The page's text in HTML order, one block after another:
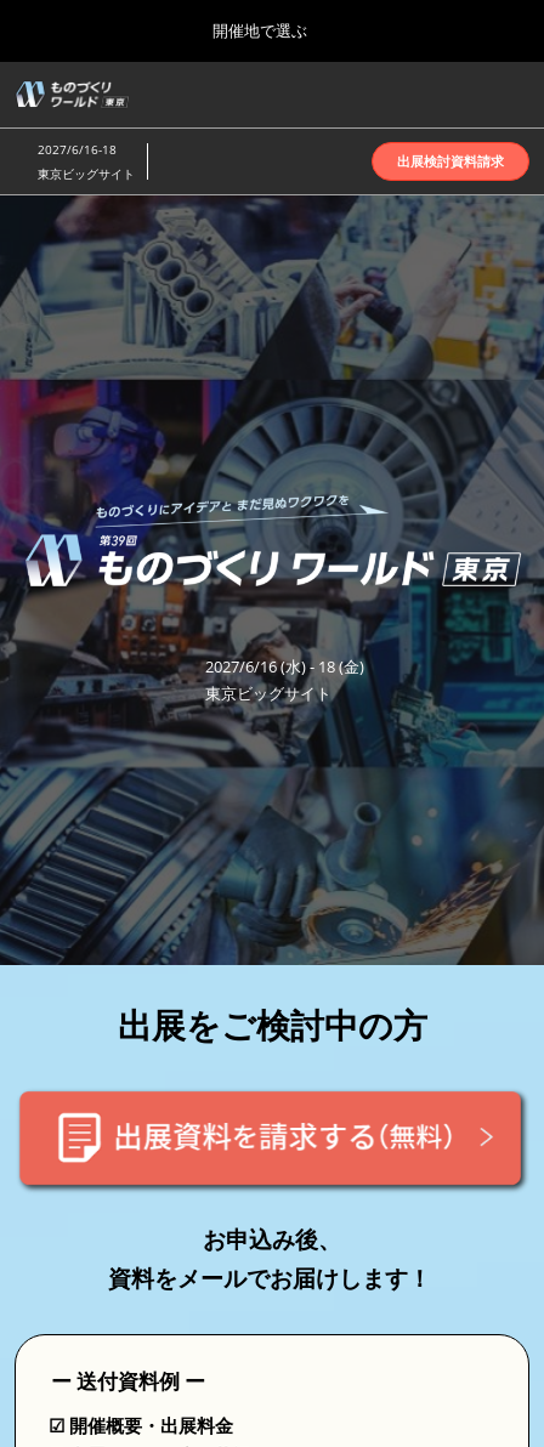
プ
し
進
to
close
the
開催地で選ぶ
名古屋展(4月)
2027年04月07日
ポートメッセなごや | Port Messe Nagoya
東京展(6月)
2027年06月16日
東京ビッグサイト | Tokyo Big Sight
大阪展(10月)
2026年10月07日
インテックス大阪 | INTEX Osaka
福岡展(12月)
2026年12月02日
マリンメッセ福岡｜MARIN MESSE Fukuoka
ー
ナ
ビ
ー
シ
ョ
ン
を
た
た
む
2027/6/16-18
東京ビッグサイト
出展検討資料請求
も
の
づ
く
り
ワ
ー
ル
ド
東
2027
2027/6/16 (水) - 18 (金)
東京ビッグサイト
出展をご検討中の方
お申込み後、
資料をメールでお届けします！
ー 送付資料例 ー
☑ 開催概要・出展料金